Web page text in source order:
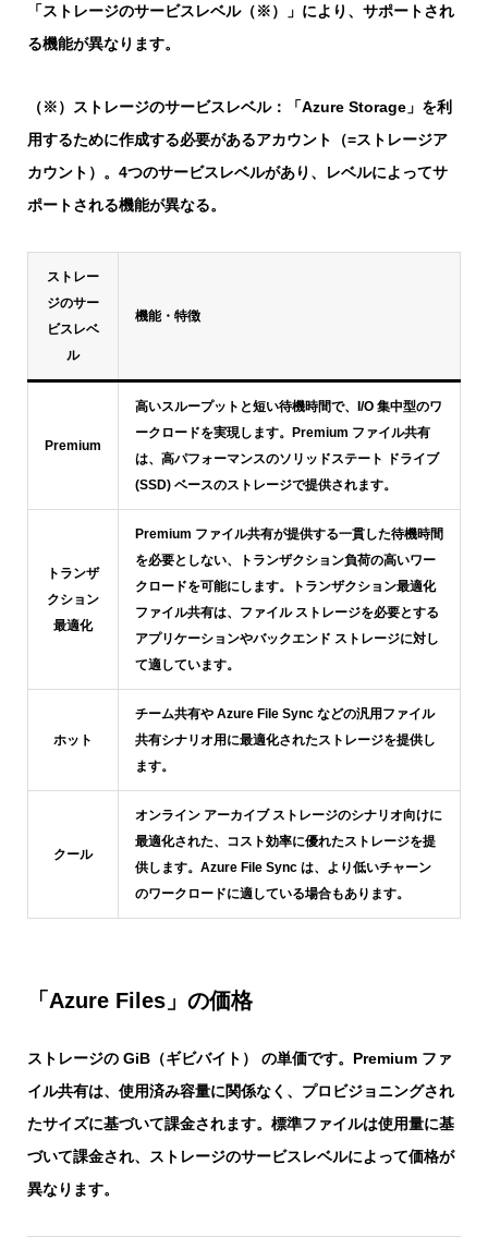
「ストレージのサービスレベル（※）」により、サポートされ
る機能が異なります。
（※）ストレージのサービスレベル：「Azure Storage」を利
用するために作成する必要があるアカウント（=ストレージア
カウント）。4つのサービスレベルがあり、レベルによってサ
ポートされる機能が異なる。
ストレー
ジのサー
ビスレベ
ル
機能・特徴
Premium
高いスループットと短い待機時間で、I/O 集中型のワ
ークロードを実現します。Premium ファイル共有
は、高パフォーマンスのソリッドステート ドライブ
(SSD) ベースのストレージで提供されます。
トランザ
クション
最適化
Premium ファイル共有が提供する一貫した待機時間
を必要としない、トランザクション負荷の高いワー
クロードを可能にします。トランザクション最適化
ファイル共有は、ファイル ストレージを必要とする
アプリケーションやバックエンド ストレージに対し
て適しています。
ホット
チーム共有や Azure File Sync などの汎用ファイル
共有シナリオ用に最適化されたストレージを提供し
ます。
クール
オンライン アーカイブ ストレージのシナリオ向けに
最適化された、コスト効率に優れたストレージを提
供します。Azure File Sync は、より低いチャーン
のワークロードに適している場合もあります。
「Azure Files」の価格
ストレージの GiB（ギビバイト） の単価です。Premium ファ
イル共有は、使用済み容量に関係なく、プロビジョニングされ
たサイズに基づいて課金されます。標準ファイルは使用量に基
づいて課金され、ストレージのサービスレベルによって価格が
異なります。